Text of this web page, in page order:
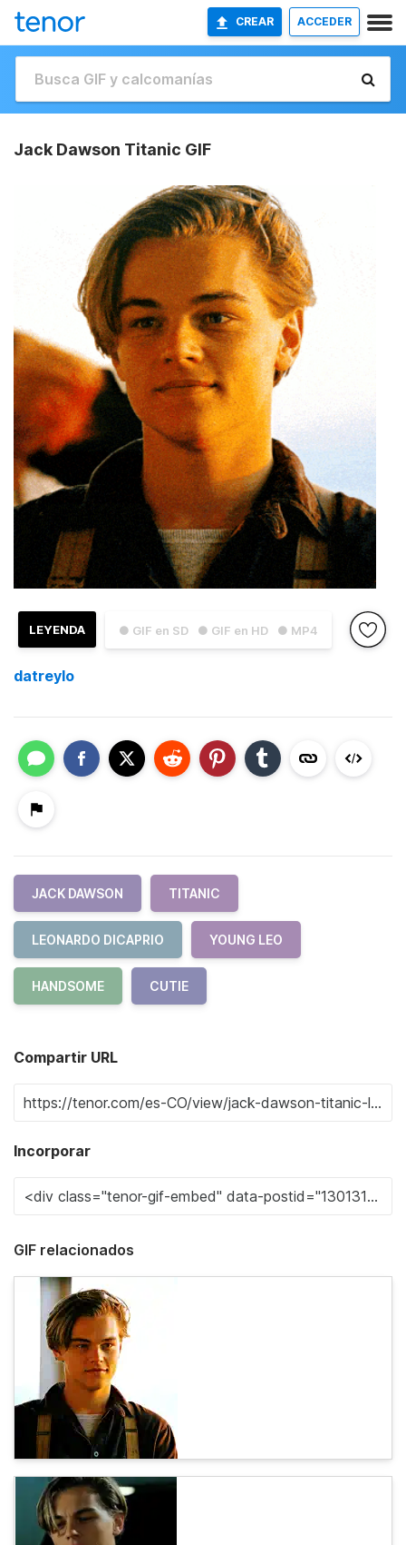
CREAR ACCEDER
Jack Dawson Titanic GIF
● GIF en SD ● GIF en HD ● MP4
LEYENDA
datreylo
JACK DAWSON TITANIC
LEONARDO DICAPRIO YOUNG LEO
HANDSOME CUTIE
Compartir URL
Incorporar
GIF relacionados